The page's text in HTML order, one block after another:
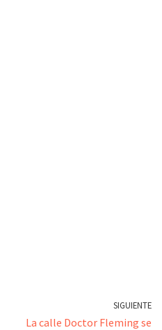
SIGUIENTE
La calle Doctor Fleming se